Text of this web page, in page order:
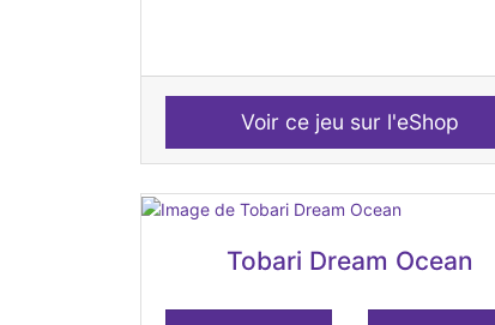
Voir ce jeu sur l'eShop
Tobari Dream Ocean